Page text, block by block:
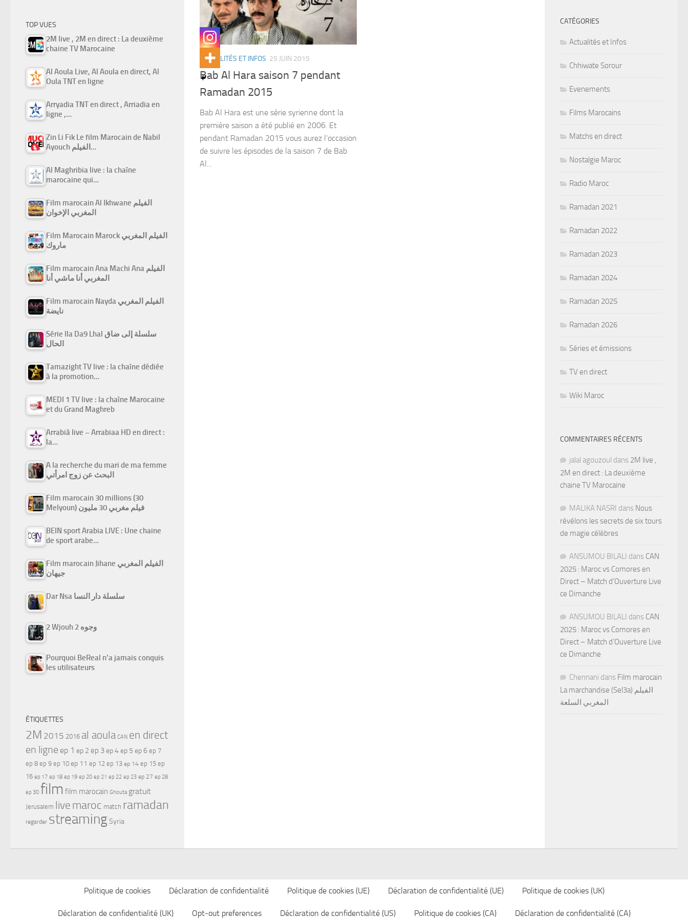
ACTUALITÉS ET INFOS 25 JUIN 2015
Bab Al Hara saison 7 pendant
Ramadan 2015
Bab Al Hara est une série syrienne dont la
première saison a été publié en 2006. Et
pendant Ramadan 2015 vous aurez l’occasion
de suivre les épisodes de la saison 7 de Bab
Al...
TOP VUES
2M live , 2M en direct : La deuxième
chaine TV Marocaine
Al Aoula Live, Al Aoula en direct, Al
Oula TNT en ligne
Arryadia TNT en direct , Arriadia en
ligne ,…
Zin Li Fik Le film Marocain de Nabil
Ayouch الفيلم…
Al Maghribia live : la chaîne
marocaine qui…
Film marocain Al Ikhwane الفيلم
المغربي الإخوان
Film Marocain Marock الفيلم المغربي
ماروك
Film marocain Ana Machi Ana الفيلم
المغربي أنا ماشي أنا
Film marocain Nayda الفيلم المغربي
نايضة
Série Ila Da9 Lhal سلسلة إلى ضاق
الحال
Tamazight TV live : la chaîne dédiée
à la promotion…
MEDI 1 TV live : la chaîne Marocaine
et du Grand Maghreb
Arrabiâ live – Arrabiaa HD en direct :
la…
A la recherche du mari de ma femme
البحث عن زوج امرأتي
Film marocain 30 millions (30
Melyoun) فيلم مغربي 30 مليون
BEIN sport Arabia LIVE : Une chaine
de sport arabe…
Film marocain Jihane الفيلم المغربي
جيهان
Dar Nsa سلسلة دار النسا
2 Wjouh 2 وجوه
Pourquoi BeReal n’a jamais conquis
les utilisateurs
ÉTIQUETTES
2M 2015 2016 al aoula CAN en direct
en ligne ep 1 ep 2 ep 3ep 4ep 5 ep 6 ep 7
ep 8 ep 9 ep 10 ep 11 ep 12 ep 13 ep 14 ep 15 ep
16 ep 17 ep 18 ep 19 ep 20 ep 21 ep 22 ep 23 ep 27 ep 28
ep 30 film film marocain Ghouta gratuit
Jerusalem live maroc match ramadan
regarder streamingSyria
CATÉGORIES
Actualités et Infos
Chhiwate Sorour
Evenements
Films Marocains
Matchs en direct
Nostalgie Maroc
Radio Maroc
Ramadan 2021
Ramadan 2022
Ramadan 2023
Ramadan 2024
Ramadan 2025
Ramadan 2026
Séries et émissions
TV en direct
Wiki Maroc
COMMENTAIRES RÉCENTS
jalal agouzoul dans 2M live ,
2M en direct : La deuxième
chaine TV Marocaine
MALIKA NASRI dans Nous
révélons les secrets de six tours
de magie célèbres
ANSUMOU BILALI dans CAN
2025 : Maroc vs Comores en
Direct – Match d’Ouverture Live
ce Dimanche
ANSUMOU BILALI dans CAN
2025 : Maroc vs Comores en
Direct – Match d’Ouverture Live
ce Dimanche
Chennani dans Film marocain
La marchandise (Sel3a) الفيلم
المغربي السلعة
Politique de cookies Déclaration de confidentialité Politique de cookies (UE) Déclaration de confidentialité (UE) Politique de cookies (UK)
Déclaration de confidentialité (UK) Opt-out preferences Déclaration de confidentialité (US) Politique de cookies (CA) Déclaration de confidentialité (CA)